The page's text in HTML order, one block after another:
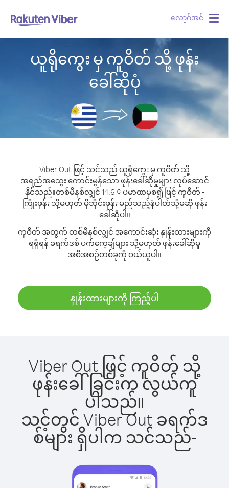
လော့ဂ်အင်
ယူရိုကွေး မှ ကူဝိတ် သို့ ဖုန်း
ခေါ်ဆိုပုံ
Viber Out ဖြင့် သင်သည် ယူရိုကွေး မှ ကူဝိတ် သို့
အရည်အသွေး ကောင်းမွန်သော ဖုန်းခေါ်ဆိုမှုများ လုပ်ဆောင်
နိုင်သည်။တစ်မိနစ်လျှင် 14.6 ¢ ပမာဏမှစ၍ ဖြင့် ကူဝိတ် -
ကြိုးဖုန်း သို့မဟုတ် မိုဘိုင်းဖုန်း မည်သည့်နံပါတ်သို့မဆို ဖုန်း
ခေါ်ဆိုပါ။
ကူဝိတ် အတွက် တစ်မိနစ်လျှင် အကောင်းဆုံး နှုန်းထားများကို
ရရှိရန် ခရက်ဒစ် ပက်ကေ့ချ်များ သို့မဟုတ် ဖုန်းခေါ်ဆိုမှု
အစီအစဉ်တစ်ခုကို ဝယ်ယူပါ။
နှုန်းထားများကို ကြည့်ပါ
Viber Out ဖြင့် ကူဝိတ် သို့
ဖုန်းခေါ်ခြင်းက လွယ်ကူ
ပါသည်။
သင့်တွင် Viber Out ခရက်ဒ
စ်များ ရှိပါက သင်သည်-